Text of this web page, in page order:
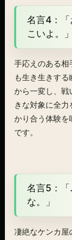
名言4：
こいよ。」
手応えのある相
も生き生きす
から一変し、戦
きな対象に全
かり合う体験を
です。
名言5：
な。」
凄絶なケンカ屋